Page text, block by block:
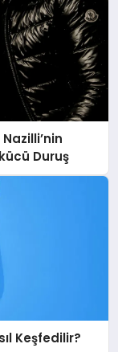
Duruş
Keşfedilir?